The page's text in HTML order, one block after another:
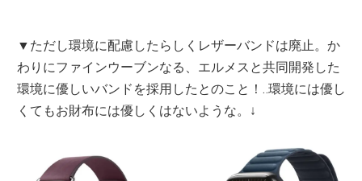
▼ただし環境に配慮したらしくレザーバンドは廃止。か
わりにファインウーブンなる、エルメスと共同開発した
環境に優しいバンドを採用したとのこと！‥環境には優し
くてもお財布には優しくはないような。↓